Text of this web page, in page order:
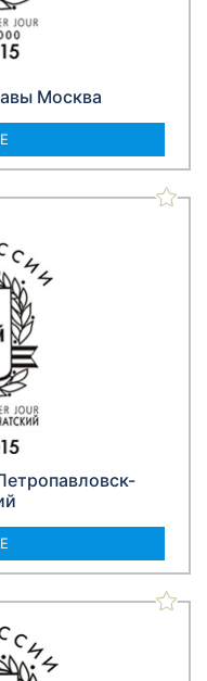
Москва